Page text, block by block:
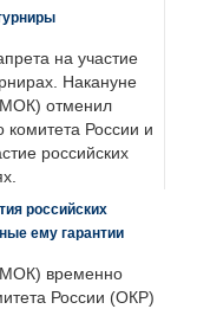
на участие
Накануне
отменил
России и
российских
российских
ему гарантии
временно
России (ОКР)